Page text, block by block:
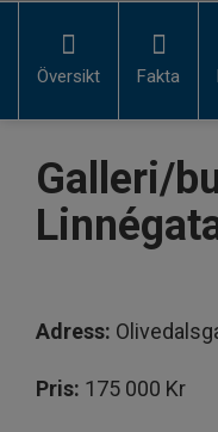
Översikt Fakta
Galleri/
Adress:
Pris: 175 000 Kr